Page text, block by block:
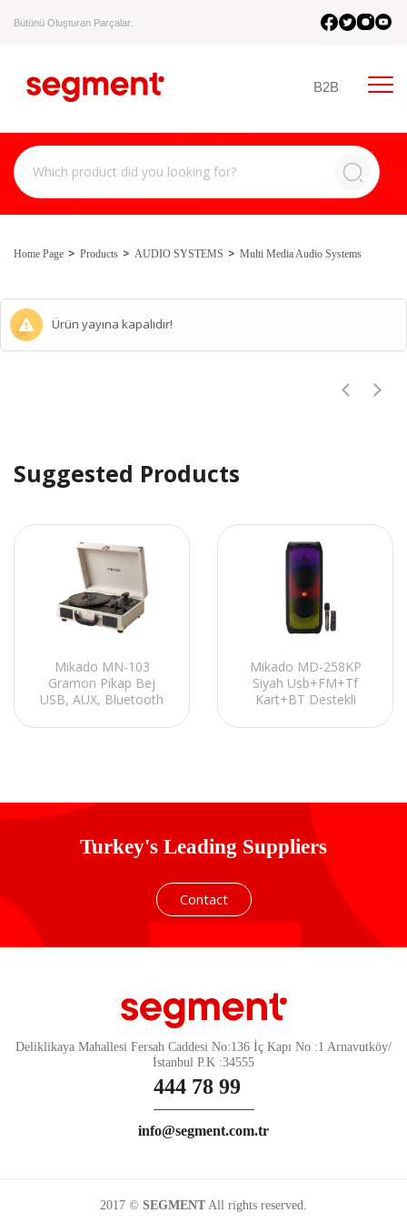
Bütünü Oluşturan Parçalar.
B2B
Home Page Products AUDIO SYSTEMS Multi Media Audio Systems
Ürün yayına kapalıdır!
Suggested Products
Mikado MN-103
Gramon Pikap Bej
USB, AUX, Bluetooth
Mikado MD-258KP
Siyah Usb+FM+Tf
Kart+BT Destekli
Öğretmen/Toplantı
Turkey's Leading Suppliers
Contact
Deliklikaya Mahallesi Fersah Caddesi No:136 İç Kapı No :1 Arnavutköy/
İstanbul P.K :34555
444 78 99
info@segment.com.tr
2017 © SEGMENT All rights reserved.